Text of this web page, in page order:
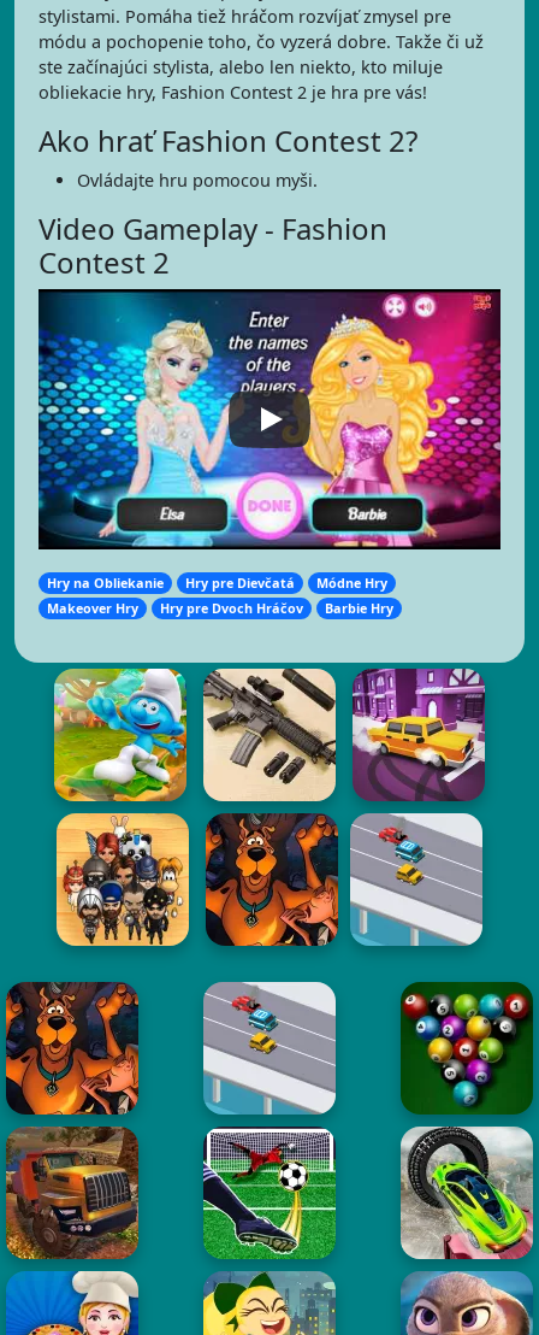
stylistami. Pomáha tiež hráčom rozvíjať zmysel pre
módu a pochopenie toho, čo vyzerá dobre. Takže či už
ste začínajúci stylista, alebo len niekto, kto miluje
obliekacie hry, Fashion Contest 2 je hra pre vás!
Ako hrať Fashion Contest 2?
Ovládajte hru pomocou myši.
Video Gameplay - Fashion
Contest 2
Hry na Obliekanie Hry pre Dievčatá
Módne Hry
Makeover Hry
Hry pre Dvoch Hráčov Barbie Hry